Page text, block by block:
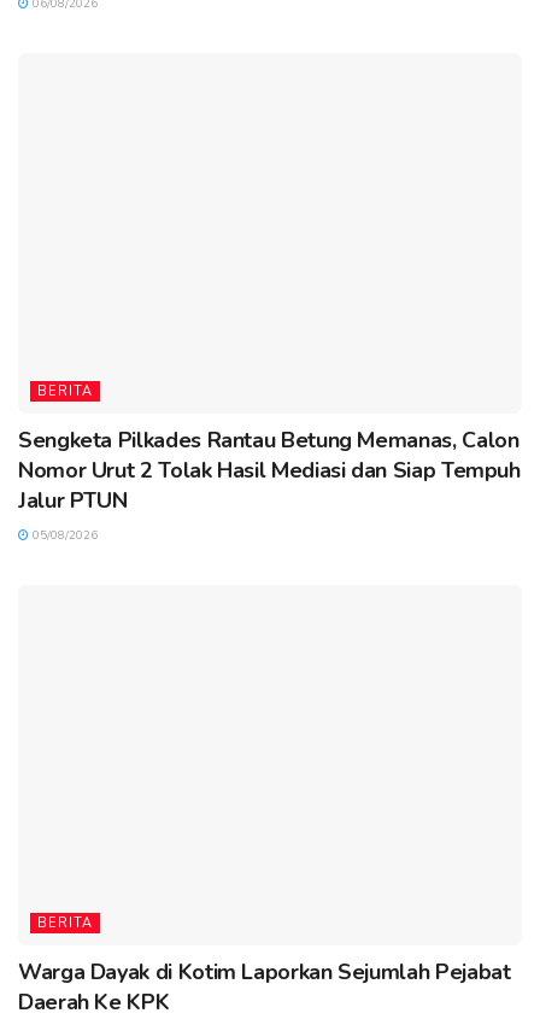
06/08/2026
BERITA
Sengketa Pilkades Rantau Betung Memanas, Calon
Nomor Urut 2 Tolak Hasil Mediasi dan Siap Tempuh
Jalur PTUN
05/08/2026
BERITA
Warga Dayak di Kotim Laporkan Sejumlah Pejabat
Daerah Ke KPK